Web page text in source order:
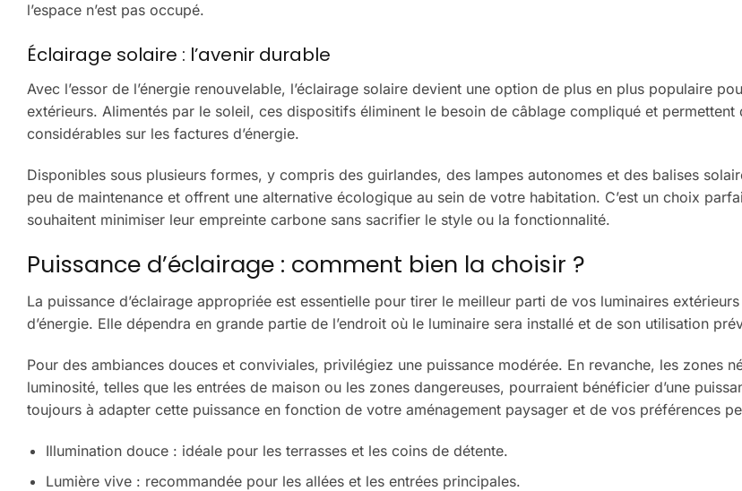
l’espace n’est pas occupé.
Éclairage solaire : l’avenir durable
Avec l’essor de l’énergie renouvelable, l’éclairage solaire devient une option de plus en plus populaire
extérieurs. Alimentés par le soleil, ces dispositifs éliminent le besoin de câblage compliqué et permettent
considérables sur les factures d’énergie.
Disponibles sous plusieurs formes, y compris des guirlandes, des lampes autonomes et des balises
peu de maintenance et offrent une alternative écologique au sein de votre habitation. C’est un choix
souhaitent minimiser leur empreinte carbone sans sacrifier le style ou la fonctionnalité.
Puissance d’éclairage : comment bien la choisir ?
La puissance d’éclairage appropriée est essentielle pour tirer le meilleur parti de vos luminaires
d’énergie. Elle dépendra en grande partie de l’endroit où le luminaire sera installé et de son utilisation
Pour des ambiances douces et conviviales, privilégiez une puissance modérée. En revanche, les zones
luminosité, telles que les entrées de maison ou les zones dangereuses, pourraient bénéficier d’une
toujours à adapter cette puissance en fonction de votre aménagement paysager et de vos préférences
Illumination douce : idéale pour les terrasses et les coins de détente.
Lumière vive : recommandée pour les allées et les entrées principales.